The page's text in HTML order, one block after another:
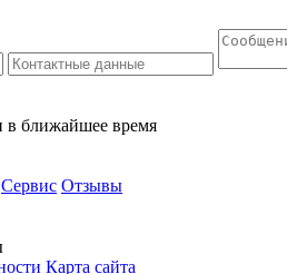
в ближайшее время
Сервис Отзывы
Карта сайта